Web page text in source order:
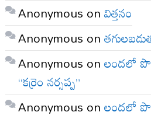
Anonymous onవిత్తనం
Anonymous on
Anonymous onలందలో
“కర్రెం నర్సప్ప”
Anonymous onలందలో